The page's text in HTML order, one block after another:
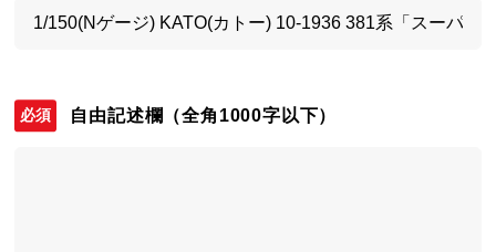
自由記述欄 （全角1000字以下）